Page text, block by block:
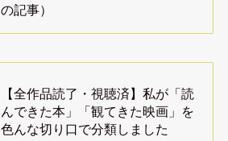
の記事）
【全作品読了・視聴済】私が「読
んできた本」「観てきた映画」を
色んな切り口で分類しました